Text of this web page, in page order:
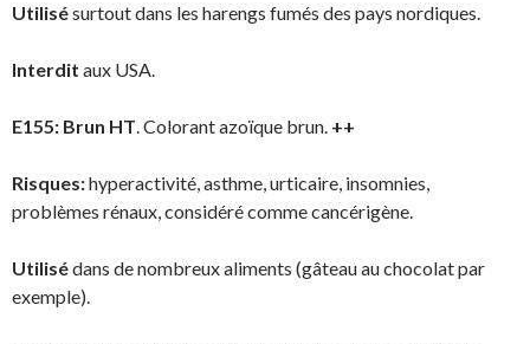
Utilisésurtout dans les harengs fumés des pays nordiques.
Interdit aux USA.
E155: Brun HT. Colorant azoïque brun. ++
Risques:hyperactivité, asthme, urticaire, insomnies,
problèmes rénaux, considéré comme cancérigène.
Utilisédans de nombreux aliments (gâteau au chocolat par
exemple).